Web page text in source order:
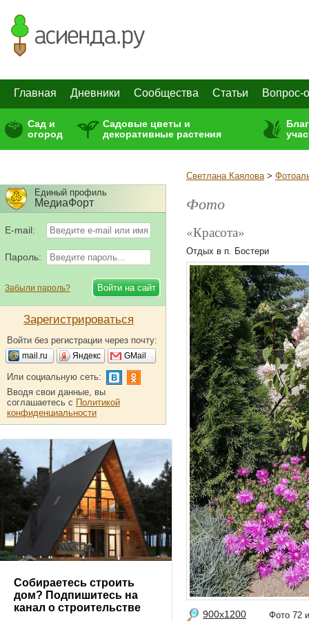
Главная Дневники Сообщества Статьи Вопрос-
Сад и
огород
Садовые цветы и
декоративные растения
Светлана Каялова>
Фото
«Красота»
Отдых в п. Бостери
900x1200 Фото
Единый профиль
МедиаФорт
E-mail:
Пароль:
Забыли пароль?
Зарегистрироваться
Войти без регистрации через почту:
mail.ru Яндекс GMail
Или социальную сеть:
Вводя свои данные, вы
соглашаетесь с Политикой
конфиденциальности
Собираетесь строить
дом? Подпишитесь на
канал о строительстве